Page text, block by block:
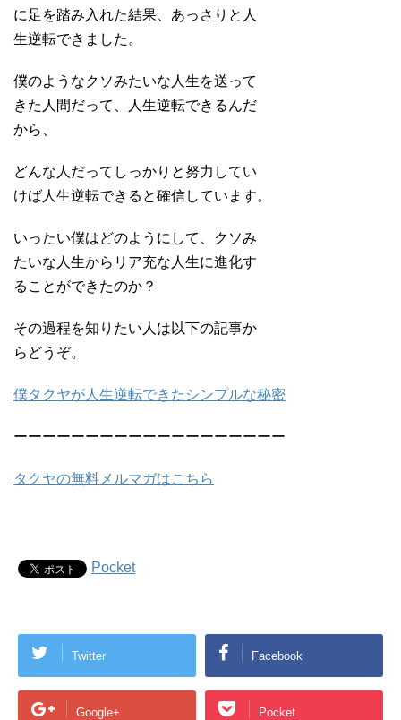
に足を踏み入れた結果、あっさりと人
生逆転できました。
僕のようなクソみたいな人生を送って
きた人間だって、人生逆転できるんだ
から、
どんな人だってしっかりと努力してい
けば人生逆転できると確信しています。
いったい僕はどのようにして、クソみ
たいな人生からリア充な人生に進化す
ることができたのか？
その過程を知りたい人は以下の記事か
らどうぞ。
僕タクヤが人生逆転できたシンプルな秘密
ーーーーーーーーーーーーーーーーーーー
タクヤの無料メルマガはこちら
Pocket
Twitter Facebook
Google+ Pocket